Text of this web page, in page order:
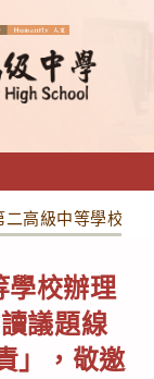
二高級中等學校辦
學校辦理
議題線
」，敬邀